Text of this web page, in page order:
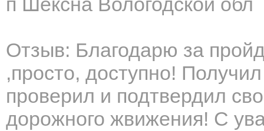
Отзыв: Благодарю за
,просто, доступно!
проверил и подтвердил
дорожного жвижения! С